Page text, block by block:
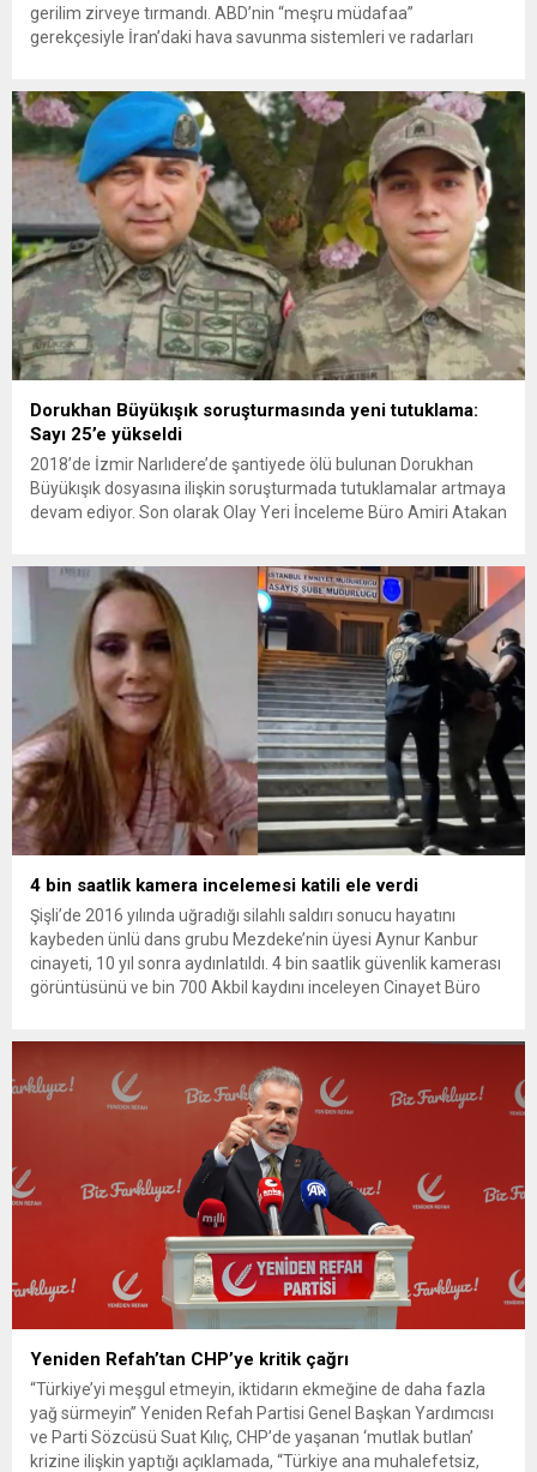
gerilim zirveye tırmandı. ABD’nin “meşru müdafaa”
gerekçesiyle İran’daki hava savunma sistemleri ve radarları
yeni bir ABD saldırısına anında yanıt verileceğini duyurdu....
Dorukhan Büyükışık soruşturmasında yeni tutuklama:
Sayı 25’e yükseldi
2018’de İzmir Narlıdere’de şantiyede ölü bulunan Dorukhan
Büyükışık dosyasına ilişkin soruşturmada tutuklamalar artmaya
devam ediyor. Son olarak Olay Yeri İnceleme Büro Amiri Atakan
bulunan Dorukhan Büyükışık’a ilişkin yeniden açılan
soruşturmada tutuklamalar genişliyor. Son olarak dönemin...
4 bin saatlik kamera incelemesi katili ele verdi
Şişli’de 2016 yılında uğradığı silahlı saldırı sonucu hayatını
kaybeden ünlü dans grubu Mezdeke’nin üyesi Aynur Kanbur
cinayeti, 10 yıl sonra aydınlatıldı. 4 bin saatlik güvenlik kamerası
görüntüsünü ve bin 700 Akbil kaydını inceleyen Cinayet Büro
Yeniden Refah’tan CHP’ye kritik çağrı
“Türkiye’yi meşgul etmeyin, iktidarın ekmeğine de daha fazla
yağ sürmeyin” Yeniden Refah Partisi Genel Başkan Yardımcısı
ve Parti Sözcüsü Suat Kılıç, CHP’de yaşanan ‘mutlak butlan’
krizine ilişkin yaptığı açıklamada, “Türkiye ana muhalefetsiz,